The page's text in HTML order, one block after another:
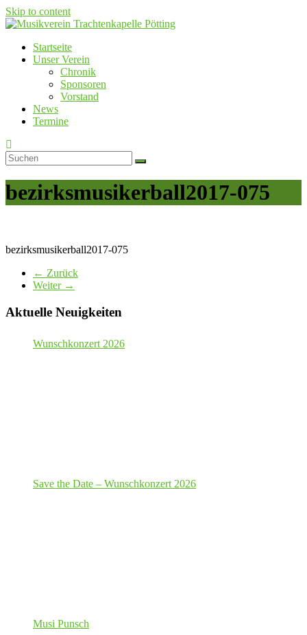
Skip to content
Musikverein Trachtenkapelle Pötting
Startseite
Unser Verein
Chronik
Sponsoren
Vorstand
News
Termine
bezirksmusikerball2017-075
bezirksmusikerball2017-075
← Zurück
Weiter →
Aktuelle Neuigkeiten
Wunschkonzert 2026
Save the Date – Wunschkonzert 2026
Musi Punsch